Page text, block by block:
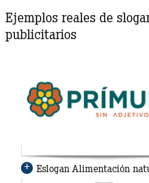
Ejemplos reales de
publicitarios
Eslogan Alimentación